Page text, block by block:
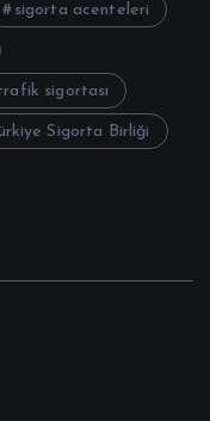
sigorta acenteleri
sigortası
Sigorta Birliği